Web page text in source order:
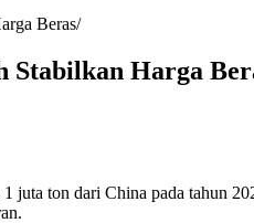
Beras
Stabilkan Harga
juta ton dari China pada tahun